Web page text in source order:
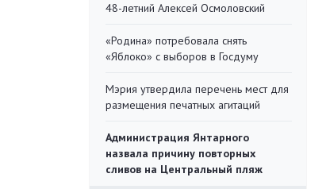
48-летний Алексей Осмоловский
«Родина» потребовала снять
«Яблоко» с выборов в Госдуму
Мэрия утвердила перечень мест для
размещения печатных агитаций
Администрация Янтарного
назвала причину повторных
сливов на Центральный пляж